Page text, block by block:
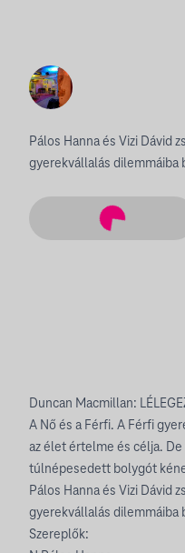
Pálos Hanna és Vizi Dávid
gyerekvállalás
Duncan Macmillan:
A Nő és a Férfi. A Férfi
az élet értelme és célja.
túlnépesedett bolygót
Pálos Hanna és Vizi Dávid
gyerekvállalás
Szereplők: